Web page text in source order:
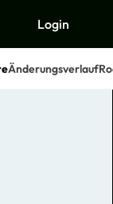
Login
Änderungsverlauf